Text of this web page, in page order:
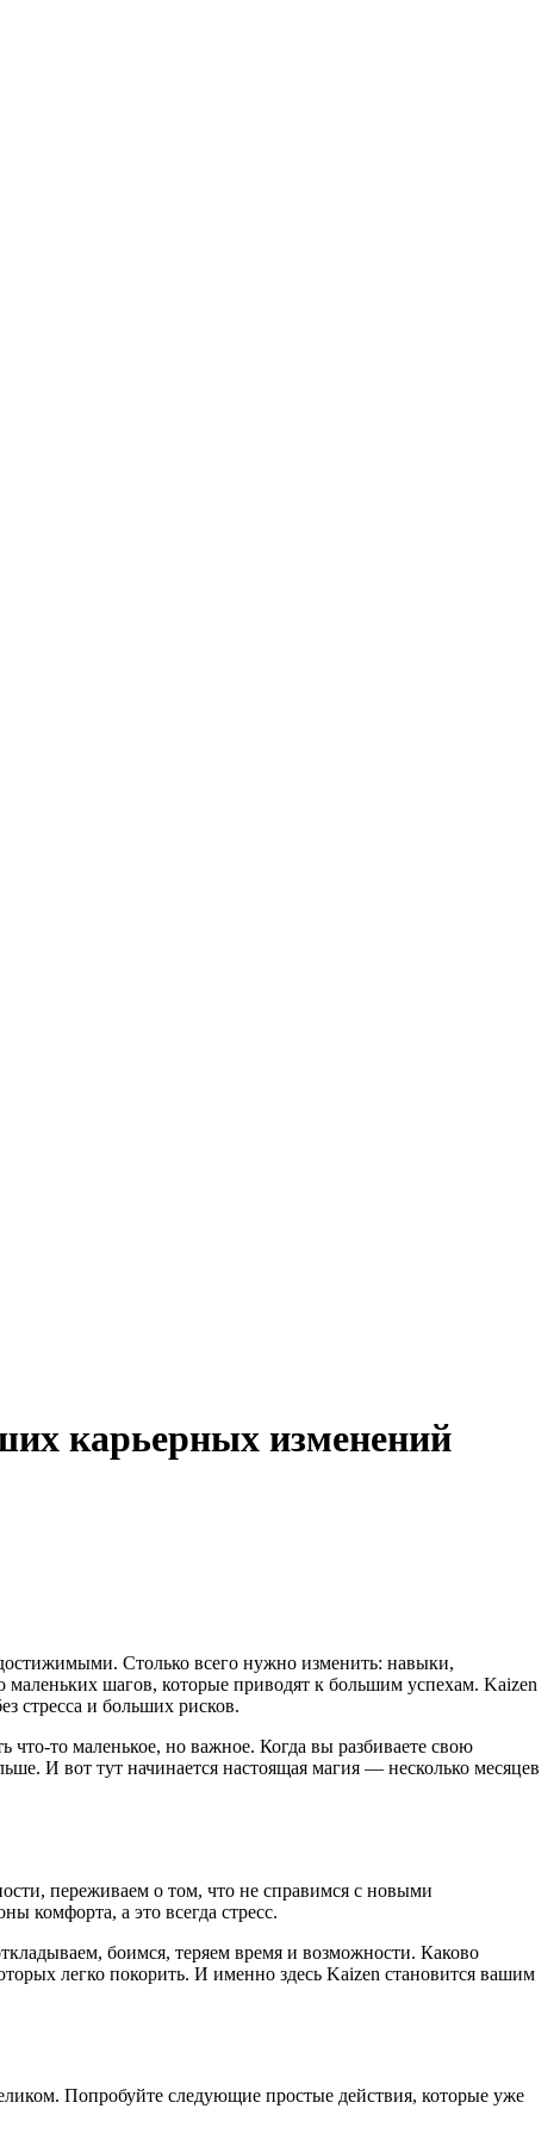
карьерных изменений
Столько всего нужно изменить: навыки,
шагов, которые приводят к большим успехам. Kaizen
стресса и больших рисков.
что-то маленькое, но важное. Когда вы разбиваете свою
И вот тут начинается настоящая магия — несколько месяцев
переживаем о том, что не справимся с новыми
комфорта, а это всегда стресс.
боимся, теряем время и возможности. Каково
легко покорить. И именно здесь Kaizen становится вашим
Попробуйте следующие простые действия, которые уже